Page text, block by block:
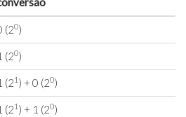
(20)
(20)
(21 ) + 0 (20)
(21 ) + 1 (20)